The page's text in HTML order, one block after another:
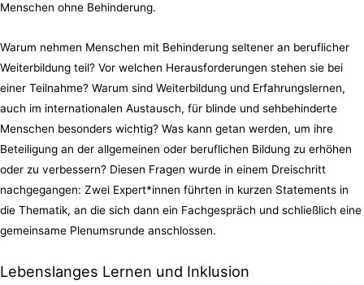
Menschen ohne Behinderung.
Warum nehmen Menschen mit Behinderung seltener an beruflicher
Weiterbildung teil? Vor welchen Herausforderungen stehen sie bei
einer Teilnahme? Warum sind Weiterbildung und Erfahrungslernen,
auch im internationalen Austausch, für blinde und sehbehinderte
Menschen besonders wichtig? Was kann getan werden, um ihre
Beteiligung an der allgemeinen oder beruflichen Bildung zu erhöhen
oder zu verbessern? Diesen Fragen wurde in einem Dreischritt
nachgegangen: Zwei Expert*innen führten in kurzen Statements in
die Thematik, an die sich dann ein Fachgespräch und schließlich eine
gemeinsame Plenumsrunde anschlossen.
Lebenslanges Lernen und Inklusion